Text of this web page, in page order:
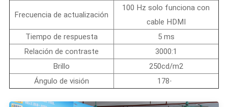
Frecuencia de actualización
100 Hz solo funciona con
cable HDMI
Tiempo de respuesta
5 ms
Relación de contraste
3000:1
Brillo
250cd/m2
Ángulo de visión
178。